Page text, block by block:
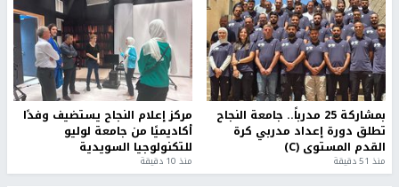
بمشاركة 25 مدرباً.. جامعة النجاح
تطلق دورة إعداد مدربي كرة
القدم المستوى (C)
منذ 51 دقيقة
مركز إعلام النجاح يستضيف وفدًا
أكاديميًا من جامعة لوليو
للتكنولوجيا السويدية
منذ 10 دقيقة